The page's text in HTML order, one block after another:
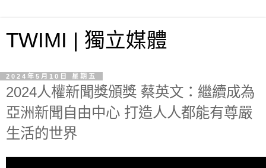
TWIMI | 獨立媒體
2024年5月10日 星期五
2024人權新聞獎頒獎 蔡英文：繼續成為
亞洲新聞自由中心 打造人人都能有尊嚴
生活的世界